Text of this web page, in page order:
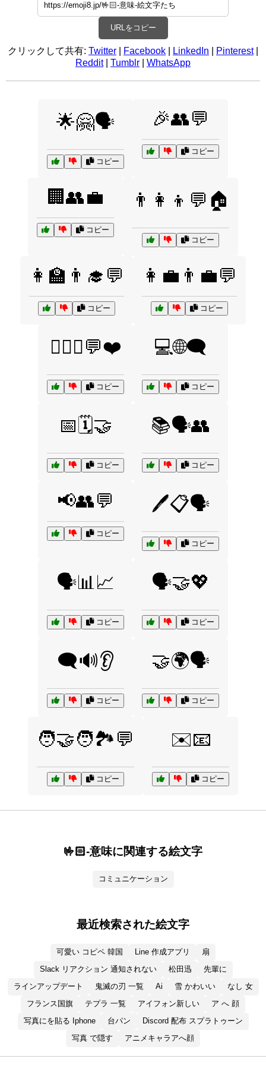
URLをコピー
クリックして共有: Twitter Facebook LinkedIn Pinterest|
Reddit| Tumblr WhatsApp
🌟🤗🗣️
コピー
🎉👥💬
コピー
🏢👥💼
コピー
👨‍👩‍👦💬🏠
コピー
👩‍🏫👨‍🎓💬
コピー
👩‍💼👨‍💼💬
コピー
👩‍❤️‍👨💬❤️
コピー
💻🌐🗨️
コピー
📅🗓️🤝
コピー
📚🗣️👥
コピー
📢👥💬
コピー
🖊️📋🗣️
コピー
🗣️📊📈
コピー
🗣️🤝💖
コピー
🗨️🔊👂
コピー
🤝🌍🗣️
コピー
🧑‍🤝‍🧑🏞️💬
コピー
✉️📧
コピー
🤟🏻-意味に関連する絵文字
コミュニケーション
最近検索された絵文字
可愛い コピペ 韓国 Line 作成アプリ
扇
Slack リアクション 通知されない
松田迅
先輩に
ラインアップデート
鬼滅の刃 一覧 Ai 雪 かわいい
なし 女
フランス国旗
テプラ 一覧 アイフォン新しい
ア へ 顔
写真にを貼る Iphone
台パン
Discord 配布 スプラトゥーン
写真 で隠す
アニメキャラアへ顔